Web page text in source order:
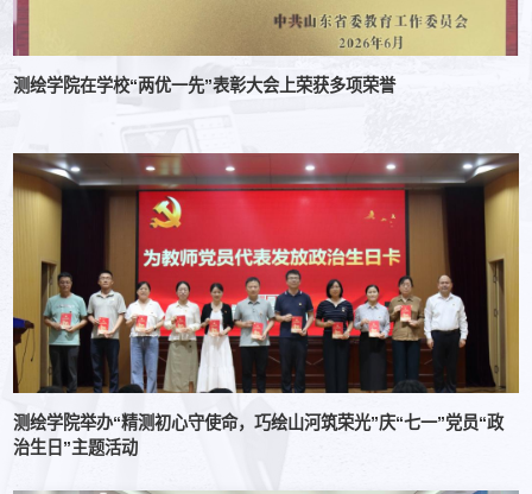
测绘学院在学校“两优一先”表彰大会上荣获多项荣誉
测绘学院举办“精测初心守使命，巧绘山河筑荣光”庆“七一”党员“政
治生日”主题活动